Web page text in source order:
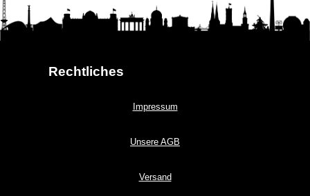
Rechtliches
Impressum
Unsere AGB
Versand